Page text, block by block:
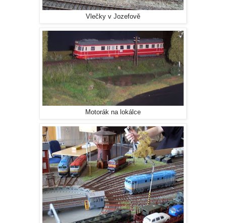
Vlečky v Jozefově
Motorák na lokálce